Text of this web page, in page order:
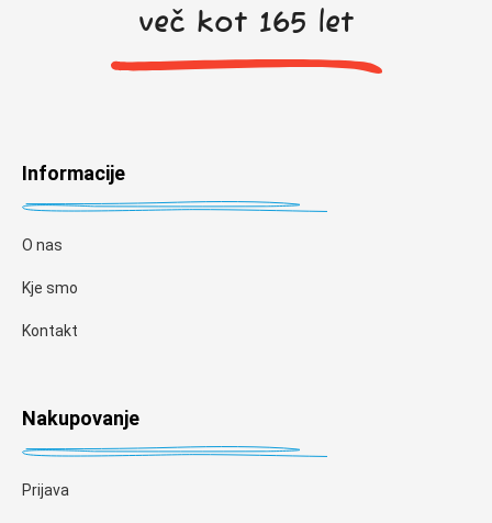
več kot 165 let
Informacije
O nas
Kje smo
Kontakt
Nakupovanje
Prijava